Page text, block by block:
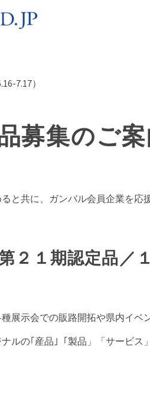
7.17）
募集のご
共に、ガンバル会員企業を応
２１期認定品／
示会での販路開拓や県内イベ
の｢産品｣「製品」「サービス